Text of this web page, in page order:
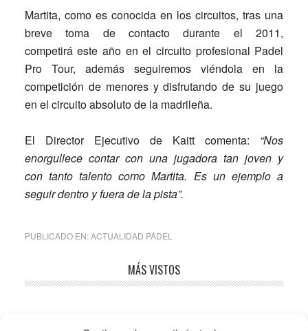
Martita, como es conocida en los circuitos, tras una
breve toma de contacto durante el 2011,
competirá este año en el circuito profesional Padel
Pro Tour, además seguiremos viéndola en la
competición de menores y disfrutando de su juego
en el circuito absoluto de la madrileña.
El Director Ejecutivo de Kaitt comenta: “Nos
enorgullece contar con una jugadora tan joven y
con tanto talento como Martita. Es un ejemplo a
seguir dentro y fuera de la pista”.
PUBLICADO EN:ACTUALIDAD PÁDEL
lateral
MÁS VISTOS